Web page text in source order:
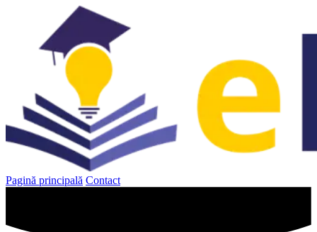
Pagină principală Contact